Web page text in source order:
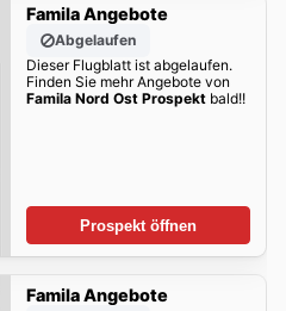
Famila Angebote
Abgelaufen
Dieser Flugblatt ist abgelaufen.
Finden Sie mehr Angebote von
Famila Nord Ost Prospektbald!!
Prospekt öffnen
Famila Angebote